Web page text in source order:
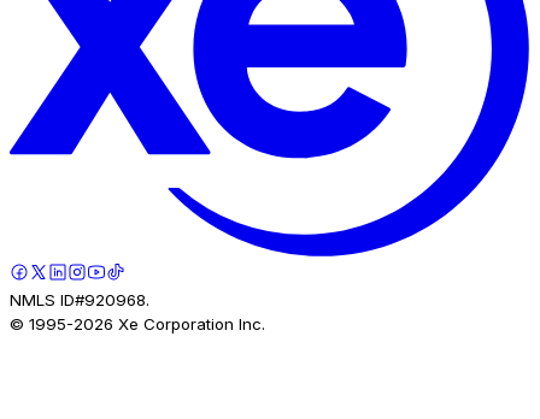
NMLS ID#920968.
© 1995-2026 Xe Corporation Inc.